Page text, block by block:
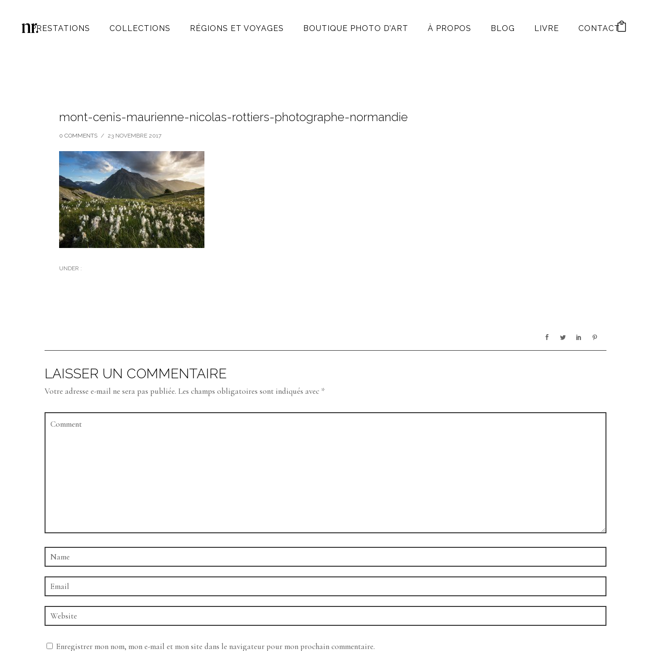
PRESTATIONS COLLECTIONS RÉGIONS ET VOYAGES BOUTIQUE PHOTO D’ART À PROPOS BLOG LIVRE CONTACT
mont-cenis-maurienne-nicolas-rottiers-photographe-normandie
0 COMMENTS / 23 NOVEMBRE 2017
UNDER :
LAISSER UN COMMENTAIRE
Votre adresse e-mail ne sera pas publiée. Les champs obligatoires sont indiqués avec *
Enregistrer mon nom, mon e-mail et mon site dans le navigateur pour mon prochain commentaire.